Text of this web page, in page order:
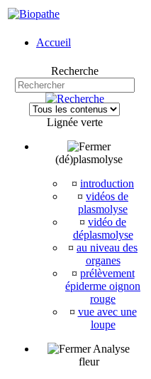
Accueil
Recherche
Lignée verte
(dé)plasmolyse
¤ introduction
¤ vidéos de
plasmolyse
¤ vidéo de
déplasmolyse
¤ au niveau des
organes
¤ prélèvement
épiderme oignon
rouge
¤ vue avec une
loupe
Analyse
fleur